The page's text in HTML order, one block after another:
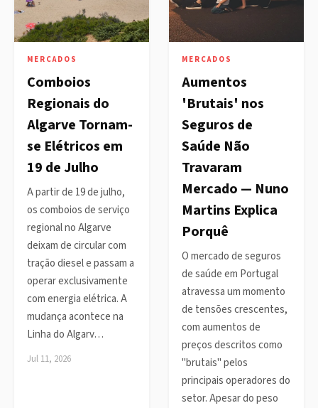
MERCADOS
Comboios
Regionais do
Algarve Tornam-
se Elétricos em
19 de Julho
A partir de 19 de julho,
os comboios de serviço
regional no Algarve
deixam de circular com
tração diesel e passam a
operar exclusivamente
com energia elétrica. A
mudança acontece na
Linha do Algarv…
Jul 11, 2026
MERCADOS
Aumentos
'Brutais' nos
Seguros de
Saúde Não
Travaram
Mercado — Nuno
Martins Explica
Porquê
O mercado de seguros
de saúde em Portugal
atravessa um momento
de tensões crescentes,
com aumentos de
preços descritos como
"brutais" pelos
principais operadores do
setor. Apesar do peso